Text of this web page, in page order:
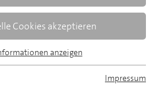
im Kontext
Lebenswelten
von Büchern im
Berücksichtigung
Cookies akzeptieren
für grundlegende Funktionen der
anzeigen
Impressum